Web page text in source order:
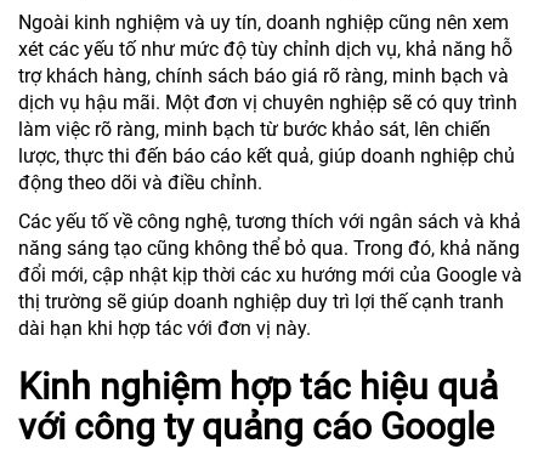
Ngoài kinh nghiệm và uy tín, doanh nghiệp cũng nên xem
xét các yếu tố như mức độ tùy chỉnh dịch vụ, khả năng hỗ
trợ khách hàng, chính sách báo giá rõ ràng, minh bạch và
dịch vụ hậu mãi. Một đơn vị chuyên nghiệp sẽ có quy trình
làm việc rõ ràng, minh bạch từ bước khảo sát, lên chiến
lược, thực thi đến báo cáo kết quả, giúp doanh nghiệp chủ
động theo dõi và điều chỉnh.
Các yếu tố về công nghệ, tương thích với ngân sách và khả
năng sáng tạo cũng không thể bỏ qua. Trong đó, khả năng
đổi mới, cập nhật kịp thời các xu hướng mới của Google và
thị trường sẽ giúp doanh nghiệp duy trì lợi thế cạnh tranh
dài hạn khi hợp tác với đơn vị này.
Kinh nghiệm hợp tác hiệu quả
với công ty quảng cáo Google